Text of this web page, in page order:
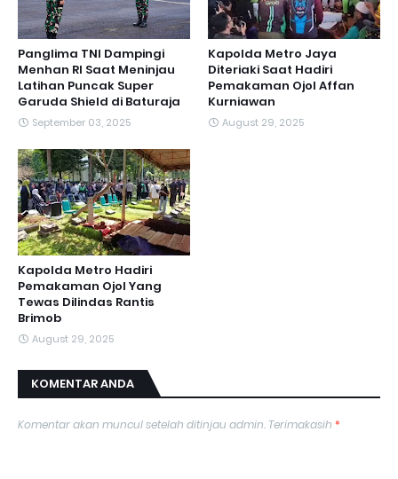
Panglima TNI Dampingi
Menhan RI Saat Meninjau
Latihan Puncak Super
Garuda Shield di Baturaja
September 03, 2025
Kapolda Metro Jaya
Diteriaki Saat Hadiri
Pemakaman Ojol Affan
Kurniawan
August 29, 2025
Kapolda Metro Hadiri
Pemakaman Ojol Yang
Tewas Dilindas Rantis
Brimob
August 29, 2025
KOMENTAR ANDA
Komentar akan muncul setelah ditinjau admin. Terimakasih *